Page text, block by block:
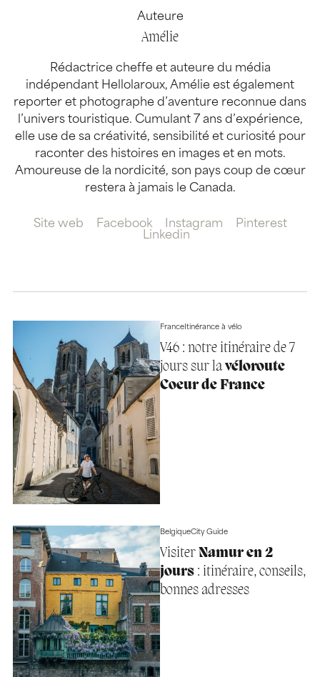
Auteure
Amélie
Rédactrice cheffe et auteure du média
indépendant Hellolaroux, Amélie est également
reporter et photographe d’aventure reconnue dans
l’univers touristique. Cumulant 7 ans d’expérience,
elle use de sa créativité, sensibilité et curiosité pour
raconter des histoires en images et en mots.
Amoureuse de la nordicité, son pays coup de cœur
restera à jamais le Canada.
Site web Facebook Instagram
Pinterest
Linkedin
FranceItinérance à vélo
V46 : notre itinéraire de 7
jours sur lavéloroute
Coeur de France
BelgiqueCity Guide
Visiter Namur en 2
jours: itinéraire, conseils,
bonnes adresses